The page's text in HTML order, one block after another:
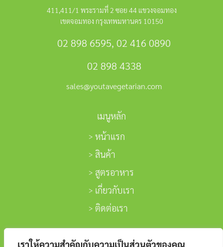
เราให้ความสำคัญกับความเป็นส่วนตัวของคุณ
411,411/1 พระรามที่ 2 ซอย 44 แขวงจอมทอง
เขตจอมทอง กรุงเทพมหานคร 10150
02 898 6595, 02 416 0890
02 898 4338
sales@youtavegetarian.com
เมนูหลัก
หน้าแรก
สินค้า
สูตรอาหาร
เกี่ยวกับเรา
ติดต่อเรา
ติดตามเรา